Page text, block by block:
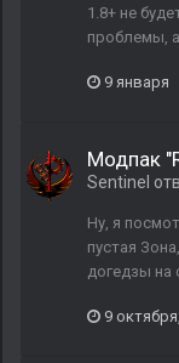
1.8+ не
проблемы,
9 января
Модпак
Sentinel
Ну, я
пустая
догедзы на
9